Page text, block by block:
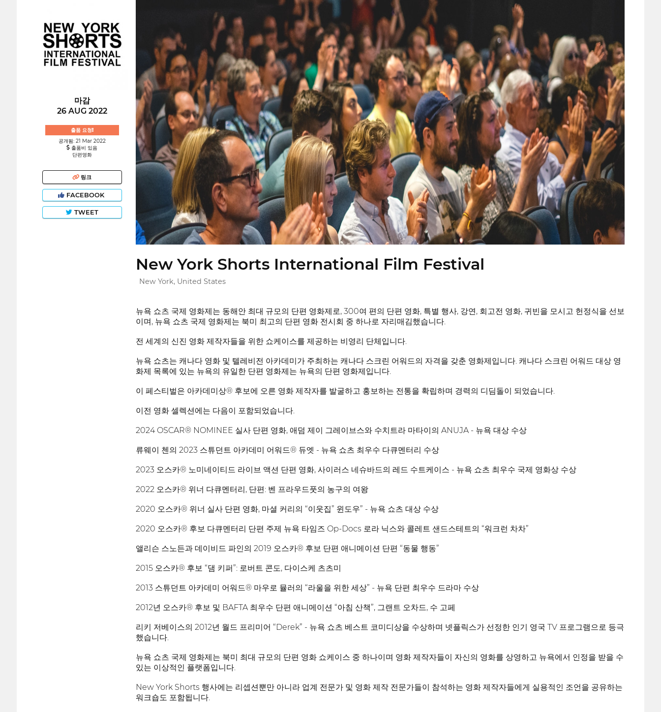
마감
26 AUG 2022
출품 요청!
공개됨: 21 Mar 2022
출품비 있음
단편영화
링크
FACEBOOK
TWEET
New York Shorts International Film Festival
New York, United States
뉴욕 쇼츠 국제 영화제는 동해안 최대 규모의 단편 영화제로, 300여 편의 단편 영화, 특별 행사, 강연, 회고전 영화, 귀빈을 모시고 헌정식을 선보
이며, 뉴욕 쇼츠 국제 영화제는 북미 최고의 단편 영화 전시회 중 하나로 자리매김했습니다.
전 세계의 신진 영화 제작자들을 위한 쇼케이스를 제공하는 비영리 단체입니다.
뉴욕 쇼츠는 캐나다 영화 및 텔레비전 아카데미가 주최하는 캐나다 스크린 어워드의 자격을 갖춘 영화제입니다. 캐나다 스크린 어워드 대상 영
화제 목록에 있는 뉴욕의 유일한 단편 영화제는 뉴욕의 단편 영화제입니다.
이 페스티벌은 아카데미상® 후보에 오른 영화 제작자를 발굴하고 홍보하는 전통을 확립하며 경력의 디딤돌이 되었습니다.
이전 영화 셀렉션에는 다음이 포함되었습니다.
2024 OSCAR® NOMINEE 실사 단편 영화, 애덤 제이 그레이브스와 수치트라 마타이의 ANUJA - 뉴욕 대상 수상
류웨이 첸의 2023 스튜던트 아카데미 어워드® 듀엣 - 뉴욕 쇼츠 최우수 다큐멘터리 수상
2023 오스카® 노미네이티드 라이브 액션 단편 영화, 사이러스 네슈바드의 레드 수트케이스 - 뉴욕 쇼츠 최우수 국제 영화상 수상
2022 오스카® 위너 다큐멘터리, 단편: 벤 프라우드풋의 농구의 여왕
2020 오스카® 위너 실사 단편 영화, 마셜 커리의 “이웃집” 윈도우” - 뉴욕 쇼츠 대상 수상
2020 오스카® 후보 다큐멘터리 단편 주제 뉴욕 타임즈 Op-Docs 로라 닉스와 콜레트 샌드스테트의 “워크런 차차”
앨리슨 스노든과 데이비드 파인의 2019 오스카® 후보 단편 애니메이션 단편 “동물 행동”
2015 오스카® 후보 “댐 키퍼”: 로버트 콘도, 다이스케 츠츠미
2013 스튜던트 아카데미 어워드® 마우로 뮬러의 “라울을 위한 세상” - 뉴욕 단편 최우수 드라마 수상
2012년 오스카® 후보 및 BAFTA 최우수 단편 애니메이션 “아침 산책”, 그랜트 오차드, 수 고페
리키 저베이스의 2012년 월드 프리미어 “Derek” - 뉴욕 쇼츠 베스트 코미디상을 수상하며 넷플릭스가 선정한 인기 영국 TV 프로그램으로 등극
했습니다.
뉴욕 쇼츠 국제 영화제는 북미 최대 규모의 단편 영화 쇼케이스 중 하나이며 영화 제작자들이 자신의 영화를 상영하고 뉴욕에서 인정을 받을 수
있는 이상적인 플랫폼입니다.
New York Shorts 행사에는 리셉션뿐만 아니라 업계 전문가 및 영화 제작 전문가들이 참석하는 영화 제작자들에게 실용적인 조언을 공유하는
워크숍도 포함됩니다.